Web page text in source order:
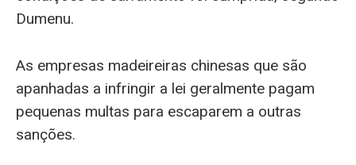
Dumenu.
As empresas madeireiras chinesas que são
apanhadas a infringir a lei geralmente pagam
pequenas multas para escaparem a outras
sanções.